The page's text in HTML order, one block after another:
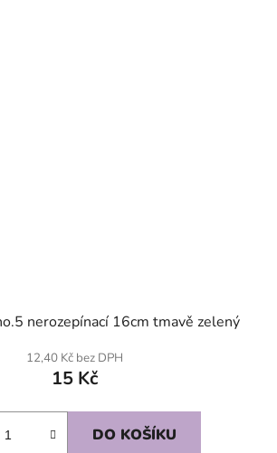
nerozepínací 16cm tmavě zelený
12,40 Kč bez DPH
15 Kč
DO KOŠÍKU